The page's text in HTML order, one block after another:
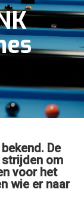
De
strijden om
voor het
wie er naar